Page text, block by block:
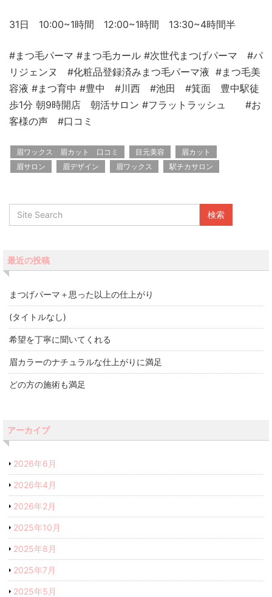
31日 10:00~1時間 12:00~1時間 13:30~4時間半
#まつ毛パーマ #まつ毛カール #次世代まつげパーマ #パ
リジェンヌ #化粧品登録済みまつ毛パーマ液 #まつ毛美
容液 #まつ育中 #豊中 #川西 #池田 #箕面 豊中駅徒
歩1分 朝9時開店 朝活サロン #フラットラッシュ #お
客様の声 #口コミ
眉ワックス 眉カット 口コミ 目元美容
眉カット
眉サロン
眉デザイン 眉ワックス 駅チカサロン
最近の投稿
まつげパーマ＋思った以上の仕上がり
(タイトルなし)
希望を丁寧に聞いてくれる
眉カラーのナチュラルな仕上がりに満足
どの方の施術も満足
アーカイブ
2026年6月
2026年4月
2026年2月
2025年10月
2025年8月
2025年7月
2025年5月